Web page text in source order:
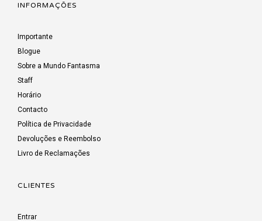
INFORMAÇÕES
Importante
Blogue
Sobre a Mundo Fantasma
Staff
Horário
Contacto
Política de Privacidade
Devoluções e Reembolso
Livro de Reclamações
CLIENTES
Entrar